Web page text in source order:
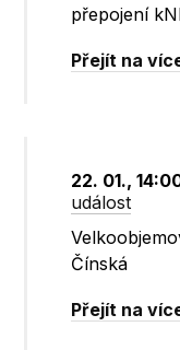
přepojení
Přejít na
22. 01.,
událost
Čínská
Přejít na